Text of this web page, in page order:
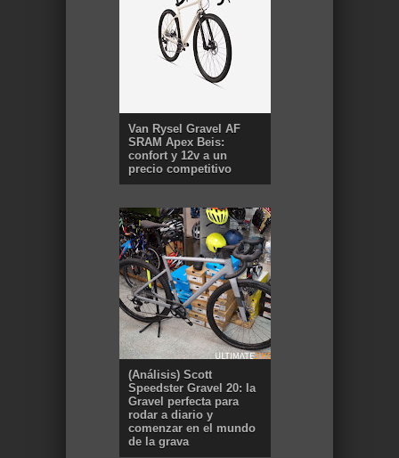
Van Rysel Gravel AF
SRAM Apex Beis:
confort y 12v a un
precio competitivo
(Análisis) Scott
Speedster Gravel 20: la
Gravel perfecta para
rodar a diario y
comenzar en el mundo
de la grava